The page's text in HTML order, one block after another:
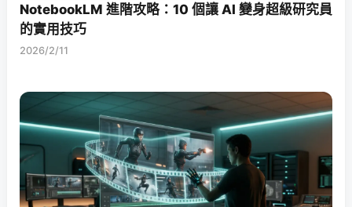
NotebookLM 進階攻略：10 個讓 AI 變身超級研究員
的實用技巧
2026/2/11